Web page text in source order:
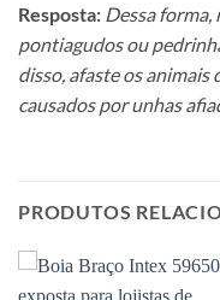
Resposta: Dessa forma,
pontiagudos ou
disso, afaste os
causados por unhas
PRODUTOS